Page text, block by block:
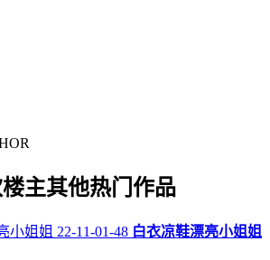
主其他热门作品
白衣凉鞋漂亮小姐姐